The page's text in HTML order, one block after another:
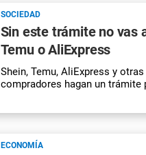
SOCIEDAD
Sin este trámite no vas
Temu o AliExpress
Shein, Temu, AliExpress y
compradores hagan un trámite
ECONOMÍA